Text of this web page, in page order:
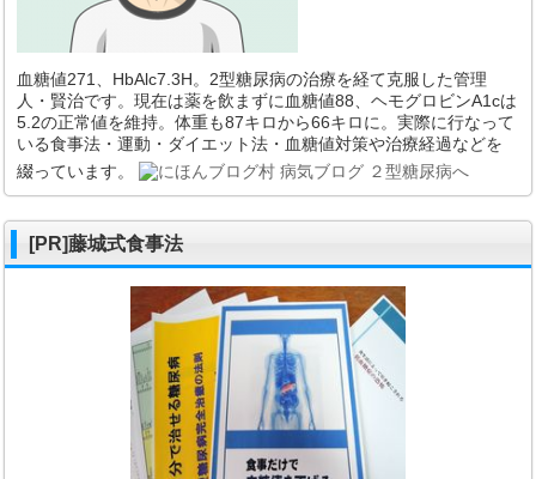
血糖値271、HbAlc7.3H。2型糖尿病の治療を経て克服した管理
人・賢治です。現在は薬を飲まずに血糖値88、ヘモグロビンA1cは
5.2の正常値を維持。体重も87キロから66キロに。実際に行なって
いる食事法・運動・ダイエット法・血糖値対策や治療経過などを
綴っています。
[PR]藤城式食事法